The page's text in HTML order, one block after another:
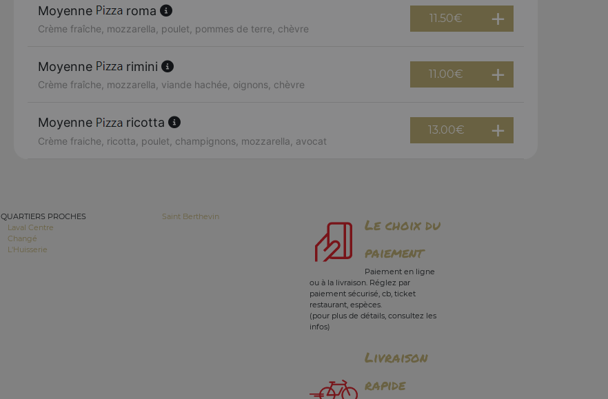
Moyenne roma
Crème fraîche, mozzarella, poulet, pommes de terre, chèvre
11.50€
Moyenne rimini
Crème fraîche, mozzarella, viande hachée, oignons, chèvre
11.00€
Moyenne ricotta
Crème fraiche, ricotta, poulet, champignons, mozzarella, avocat
13.00€
QUARTIERS PROCHES
Laval Centre
Changé
L'Huisserie
Saint Berthevin
Le choix du
paiement
Paiement en ligne
ou à la livraison. Réglez par
paiement sécurisé, cb, ticket
restaurant, espèces.
(pour plus de détails, consultez les
infos)
Livraison
rapide